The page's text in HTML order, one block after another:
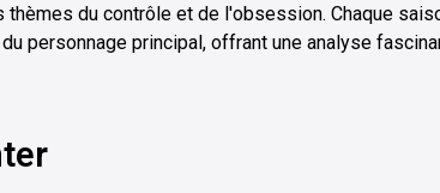
thèmes du contrôle et de l'obsession. Chaque
personnage principal, offrant une analyse